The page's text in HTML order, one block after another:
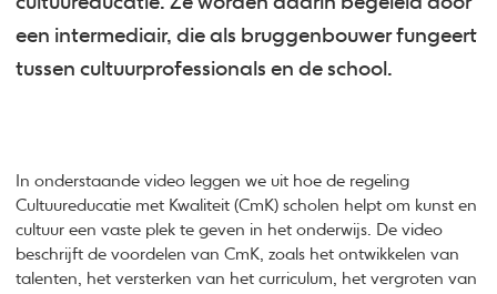
een intermediair, die als bruggenbouwer fungeert
tussen cultuurprofessionals en de school.
In onderstaande video leggen we uit hoe de regeling
Cultuureducatie met Kwaliteit (CmK) scholen helpt om kunst en
cultuur een vaste plek te geven in het onderwijs. De video
beschrijft de voordelen van CmK, zoals het ontwikkelen van
talenten, het versterken van het curriculum, het vergroten van